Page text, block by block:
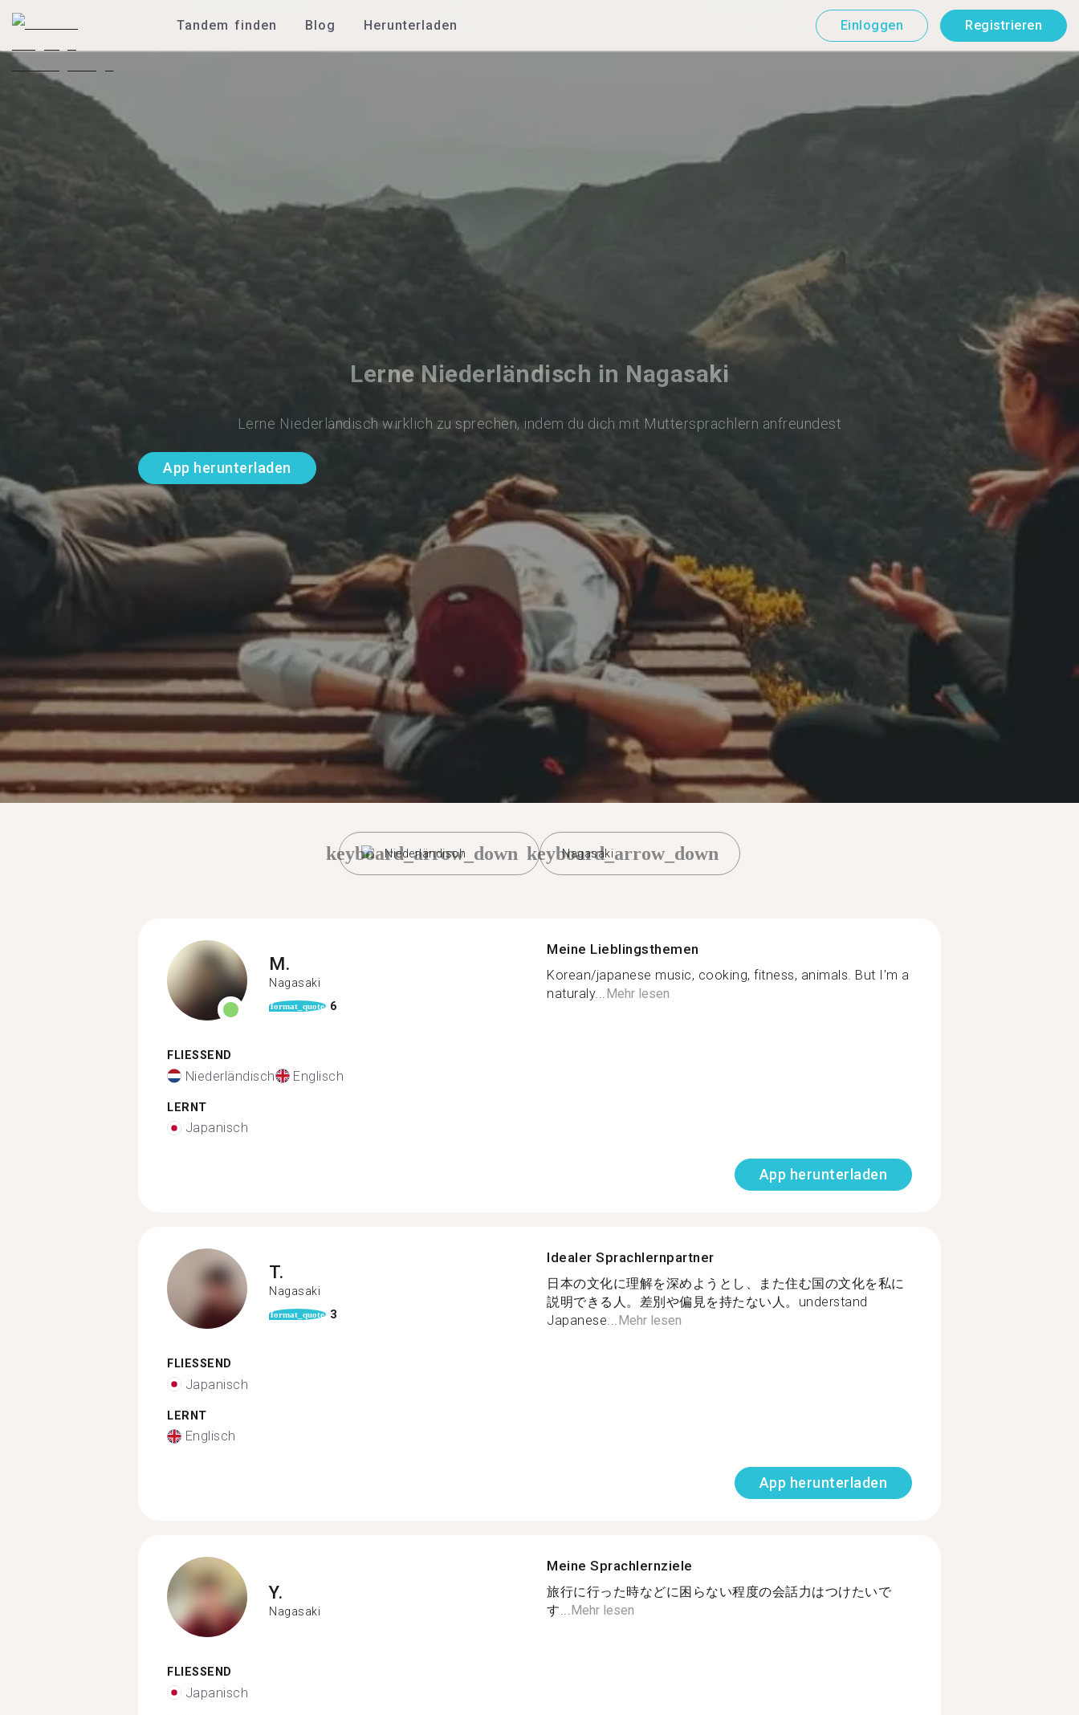
Tandem finden Blog Herunterladen Einloggen Registrieren
Lerne Niederländisch in Nagasaki
Lerne Niederländisch wirklich zu sprechen, indem du dich mit Muttersprachlern anfreundest
App herunterladen
Niederländisch
keyboard_arrow_down Nagasaki
keyboard_arrow_down
M.
Nagasaki
format_quote 6
FLIESSEND
Niederländisch Englisch
LERNT
Japanisch
Meine Lieblingsthemen
Korean/japanese music, cooking, fitness, animals. But I'm a
naturaly...Mehr lesen
App herunterladen
T.
Nagasaki
format_quote 3
FLIESSEND
Japanisch
LERNT
Englisch
Idealer Sprachlernpartner
日本の文化に理解を深めようとし、また住む国の文化を私に
説明できる人。差別や偏見を持たない人。understand
Japanese...Mehr lesen
App herunterladen
Y.
Nagasaki
FLIESSEND
Japanisch
Meine Sprachlernziele
旅行に行った時などに困らない程度の会話力はつけたいで
す...Mehr lesen